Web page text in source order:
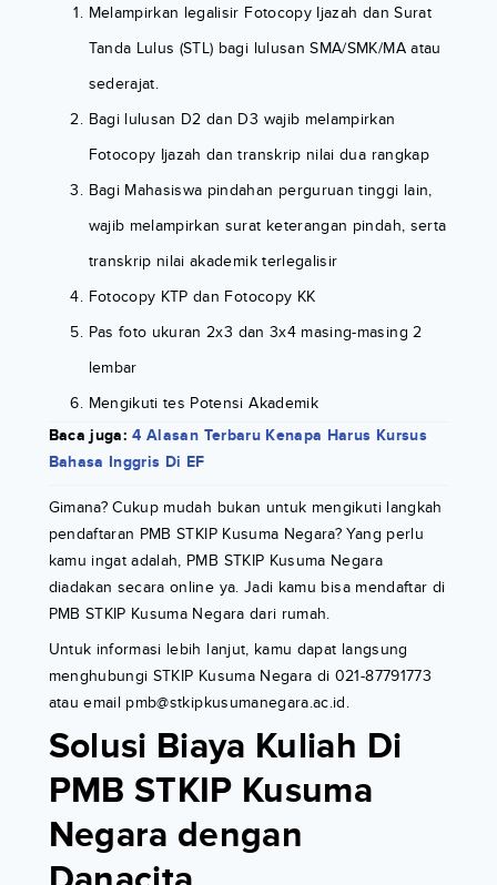
Melampirkan legalisir Fotocopy Ijazah dan Surat
Tanda Lulus (STL) bagi lulusan SMA/SMK/MA atau
sederajat.
Bagi lulusan D2 dan D3 wajib melampirkan
Fotocopy Ijazah dan transkrip nilai dua rangkap
Bagi Mahasiswa pindahan perguruan tinggi lain,
wajib melampirkan surat keterangan pindah, serta
transkrip nilai akademik terlegalisir
Fotocopy KTP dan Fotocopy KK
Pas foto ukuran 2x3 dan 3x4 masing-masing 2
lembar
Mengikuti tes Potensi Akademik
Baca juga: 4 Alasan Terbaru Kenapa Harus Kursus
Bahasa Inggris Di EF
Gimana? Cukup mudah bukan untuk mengikuti langkah
pendaftaran PMB STKIP Kusuma Negara? Yang perlu
kamu ingat adalah, PMB STKIP Kusuma Negara
diadakan secara online ya. Jadi kamu bisa mendaftar di
PMB STKIP Kusuma Negara dari rumah.
Untuk informasi lebih lanjut, kamu dapat langsung
menghubungi STKIP Kusuma Negara di 021-87791773
atau email pmb@stkipkusumanegara.ac.id.
Solusi Biaya Kuliah Di
PMB STKIP Kusuma
Negara dengan